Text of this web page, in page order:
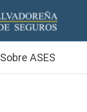
Sobre ASES